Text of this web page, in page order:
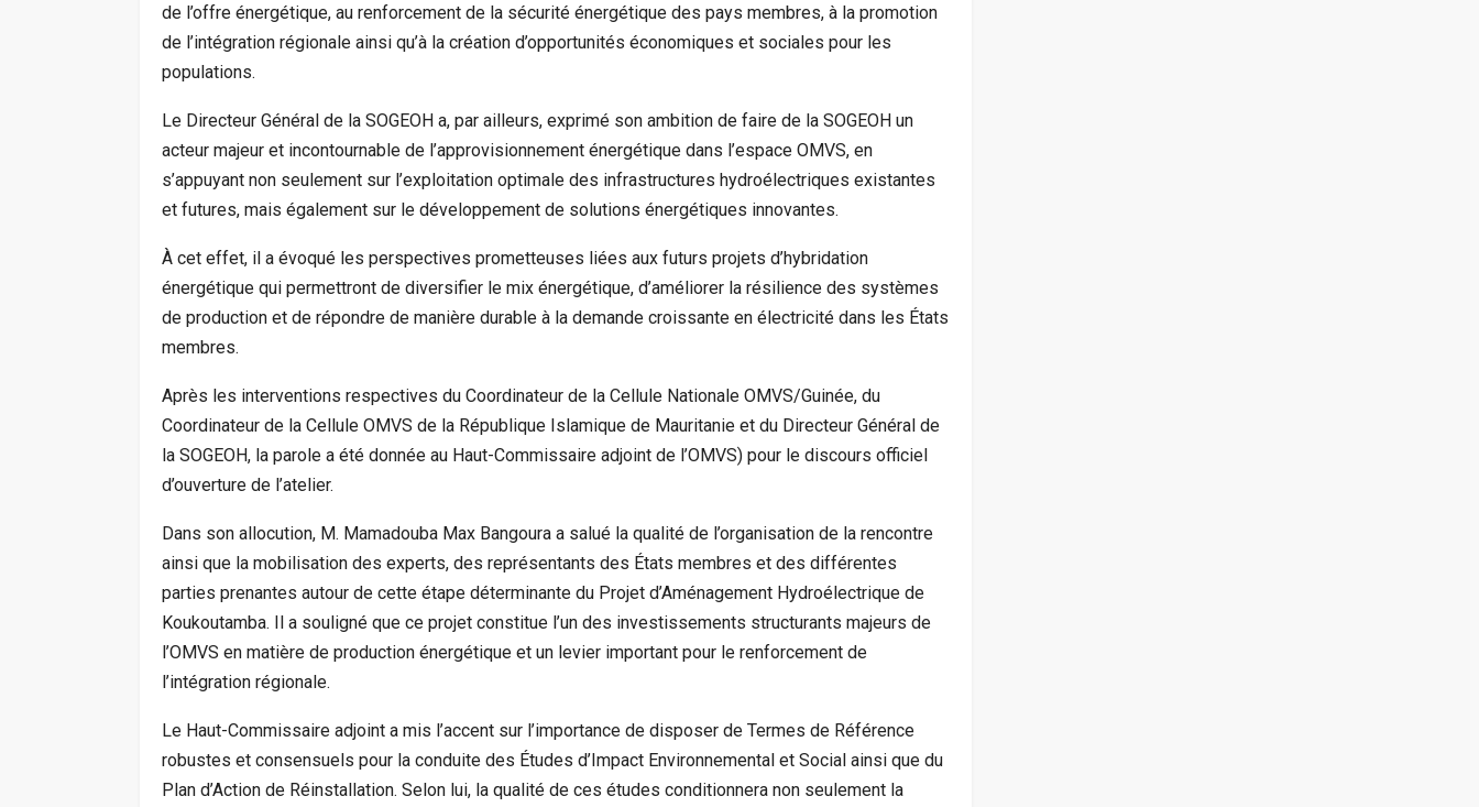
de l’offre énergétique, au renforcement de la sécurité énergétique des pays membres, à la promotion
de l’intégration régionale ainsi qu’à la création d’opportunités économiques et sociales pour les
populations.
Le Directeur Général de la SOGEOH a, par ailleurs, exprimé son ambition de faire de la SOGEOH un
acteur majeur et incontournable de l’approvisionnement énergétique dans l’espace OMVS, en
s’appuyant non seulement sur l’exploitation optimale des infrastructures hydroélectriques existantes
et futures, mais également sur le développement de solutions énergétiques innovantes.
À cet effet, il a évoqué les perspectives prometteuses liées aux futurs projets d’hybridation
énergétique qui permettront de diversifier le mix énergétique, d’améliorer la résilience des systèmes
de production et de répondre de manière durable à la demande croissante en électricité dans les États
membres.
Après les interventions respectives du Coordinateur de la Cellule Nationale OMVS/Guinée, du
Coordinateur de la Cellule OMVS de la République Islamique de Mauritanie et du Directeur Général de
la SOGEOH, la parole a été donnée au Haut-Commissaire adjoint de l’OMVS) pour le discours officiel
d’ouverture de l’atelier.
Dans son allocution, M. Mamadouba Max Bangoura a salué la qualité de l’organisation de la rencontre
ainsi que la mobilisation des experts, des représentants des États membres et des différentes
parties prenantes autour de cette étape déterminante du Projet d’Aménagement Hydroélectrique de
Koukoutamba. Il a souligné que ce projet constitue l’un des investissements structurants majeurs de
l’OMVS en matière de production énergétique et un levier important pour le renforcement de
l’intégration régionale.
Le Haut-Commissaire adjoint a mis l’accent sur l’importance de disposer de Termes de Référence
robustes et consensuels pour la conduite des Études d’Impact Environnemental et Social ainsi que du
Plan d’Action de Réinstallation. Selon lui, la qualité de ces études conditionnera non seulement la